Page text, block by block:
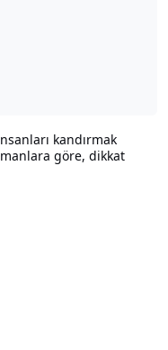
kandırmak
göre, dikkat